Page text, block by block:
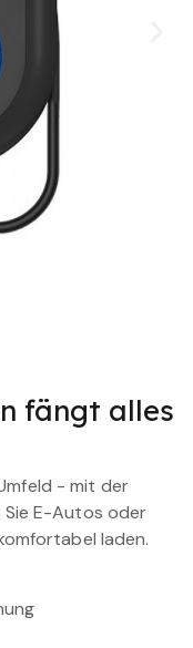
fängt alles
- mit der
E-Autos oder
laden.